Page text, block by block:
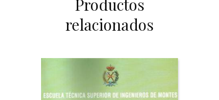
Productos
relacionados